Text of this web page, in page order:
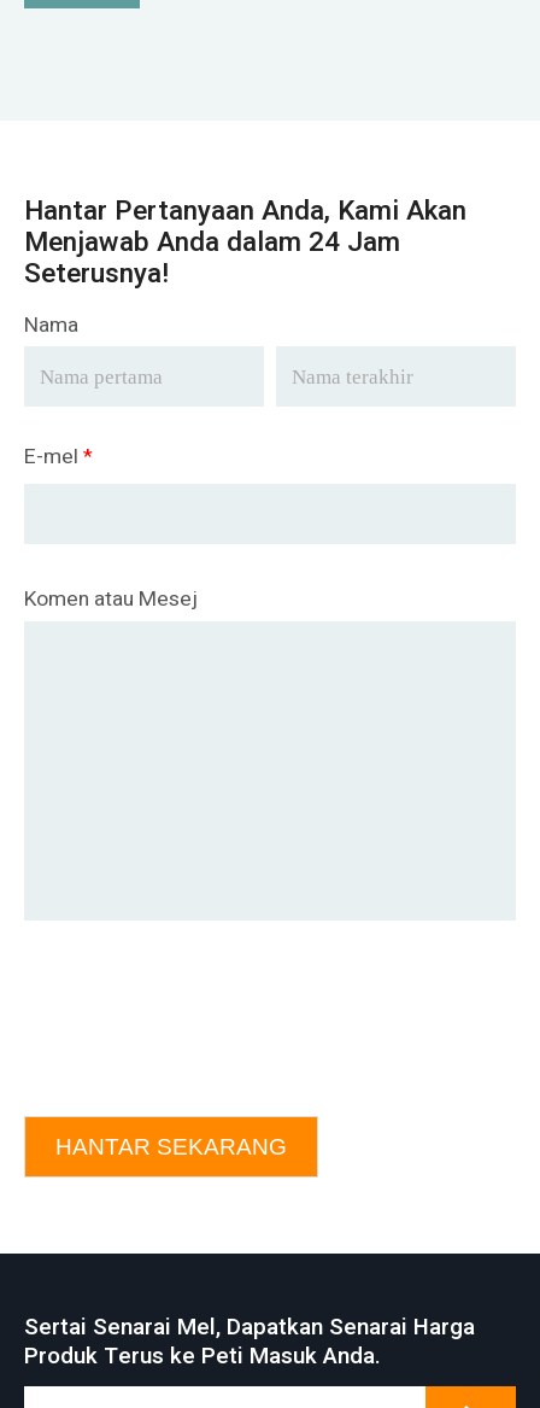
Hantar Pertanyaan Anda, Kami Akan
Menjawab Anda dalam 24 Jam
Seterusnya!
Nama
E-mel *
Komen atau Mesej
HANTAR SEKARANG
Sertai Senarai Mel, Dapatkan Senarai Harga
Produk Terus ke Peti Masuk Anda.